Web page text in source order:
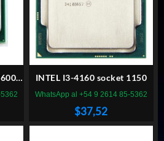
INTEL I3-4160 socket 1150
$37,52
WhatsApp al +54 9 2614 85-5362